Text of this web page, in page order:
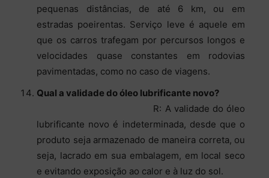
pequenas distâncias, de até 6 km, ou em
estradas poeirentas. Serviço leve é aquele em
que os carros trafegam por percursos longos e
velocidades quase constantes em rodovias
pavimentadas, como no caso de viagens.
Qual a validade do óleo lubrificante novo?
R: A validade do óleo
lubrificante novo é indeterminada, desde que o
produto seja armazenado de maneira correta, ou
seja, lacrado em sua embalagem, em local seco
e evitando exposição ao calor e à luz do sol.